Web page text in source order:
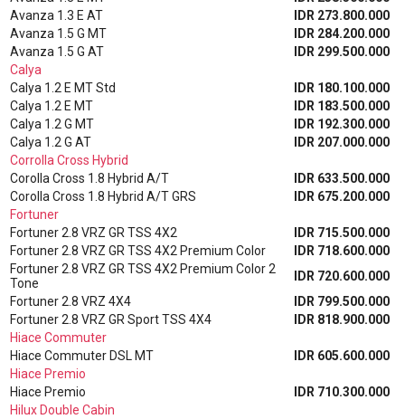
Avanza 1.3 E AT
IDR 273.800.000
Avanza 1.5 G MT
IDR 284.200.000
Avanza 1.5 G AT
IDR 299.500.000
Calya
Calya 1.2 E MT Std
IDR 180.100.000
Calya 1.2 E MT
IDR 183.500.000
Calya 1.2 G MT
IDR 192.300.000
Calya 1.2 G AT
IDR 207.000.000
Corrolla Cross Hybrid
Corolla Cross 1.8 Hybrid A/T
IDR 633.500.000
Corolla Cross 1.8 Hybrid A/T GRS
IDR 675.200.000
Fortuner
Fortuner 2.8 VRZ GR TSS 4X2
IDR 715.500.000
Fortuner 2.8 VRZ GR TSS 4X2 Premium Color
IDR 718.600.000
Fortuner 2.8 VRZ GR TSS 4X2 Premium Color 2
Tone
IDR 720.600.000
Fortuner 2.8 VRZ 4X4
IDR 799.500.000
Fortuner 2.8 VRZ GR Sport TSS 4X4
IDR 818.900.000
Hiace Commuter
Hiace Commuter DSL MT
IDR 605.600.000
Hiace Premio
Hiace Premio
IDR 710.300.000
Hilux Double Cabin